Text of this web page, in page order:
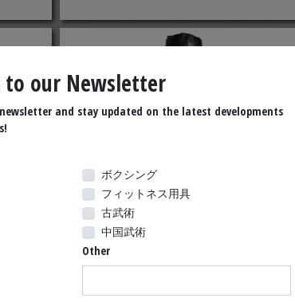
HiT PRO SERIES™ PUNCHING BAG
134.99 $ US
to our Newsletter
and stay updated on the latest developments
ボクシング
フィットネス用具
古武術
中国武術
Other